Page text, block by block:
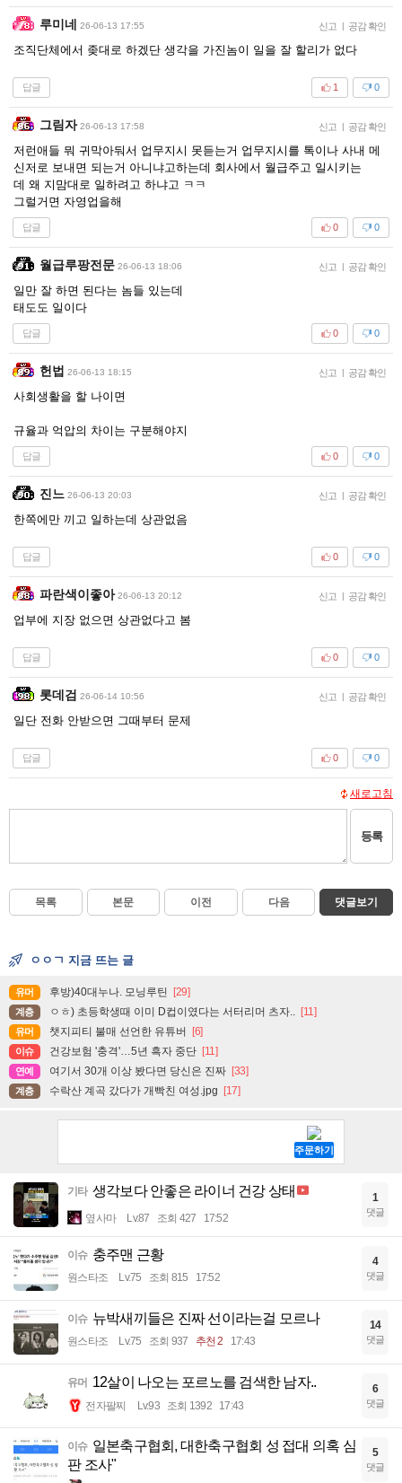
루미네 26-06-13 17:55 신고 | 공감 확인
조직단체에서 좆대로 하겠단 생각을 가진놈이 일을 잘 할리가 없다
답글 0
1
그림자 26-06-13 17:58 신고 | 공감 확인
저런애들 뭐 귀막아둬서 업무지시 못듣는거 업무지시를 톡이나 사내 메
신저로 보내면 되는거 아니냐고하는데 회사에서 월급주고 일시키는
데 왜 지맘대로 일하려고 하냐고 ㅋㅋ
그럴거면 자영업을해
답글 0
0
월급루팡전문 26-06-13 18:06 신고 | 공감 확인
일만 잘 하면 된다는 놈들 있는데
태도도 일이다
답글 0
0
헌법 26-06-13 18:15 신고 | 공감 확인
사회생활을 할 나이면
규율과 억압의 차이는 구분해야지
답글 0
0
진느 26-06-13 20:03 신고 | 공감 확인
한쪽에만 끼고 일하는데 상관없음
답글 0
0
파란색이좋아 26-06-13 20:12 신고 | 공감 확인
업부에 지장 없으면 상관없다고 봄
답글 0
0
롯데검 26-06-14 10:56 신고 | 공감 확인
일단 전화 안받으면 그때부터 문제
답글 0
0
새로고침
등록
목록 본문 이전 다음 댓글보기
ㅇㅇㄱ 지금 뜨는 글
유머 후방)40대누나. 모닝루틴 [29]
계층 ㅇㅎ) 초등학생때 이미 D컵이였다는 서터리머 츠자.. [11]
유머 챗지피티 불매 선언한 유튜버 [6]
이슈 건강보험 '충격'…5년 흑자 중단 [11]
연예 여기서 30개 이상 봤다면 당신은 진짜 [33]
계층 수락산 계곡 갔다가 개빡친 여성.jpg [17]
기타 생각보다 안좋은 라이너 건강 상태
옆사마 Lv.87 조회 427 17:52
1
댓글
이슈 충주맨 근황
원스타조 Lv.75 조회 815 17:52
4
댓글
이슈 뉴박새끼들은 진짜 선이라는걸 모르나
원스타조 Lv.75 조회 937 추천 2 17:43
14
댓글
유머 12살이 나오는 포르노를 검색한 남자..
전자팔찌 Lv.93 조회 1392 17:43
6
댓글
이슈 일본축구협회, 대한축구협회 성 접대 의혹 심
판 조사"
5
댓글